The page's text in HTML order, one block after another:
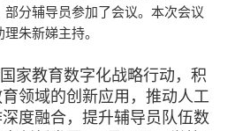
分辅导员参加了会议。本次会议
朱新娣主持。
家教育数字化战略行动，积
领域的创新应用，推动人工
度融合，提升辅导员队伍数